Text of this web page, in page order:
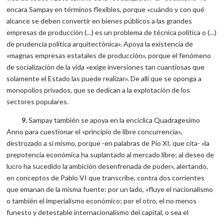
encara Sampay en términos flexibles, porque «cuándo y con qué
alcance se deben convertir en bienes públicos a las grandes
empresas de producción (…) es un problema de técnica política o (…)
de prudencia política arquitectónica». Apoya la existencia de
«magnas empresas estatales de producción», porque el fenómeno
de socialización de la vida «exige inversiones tan cuantiosas que
solamente el Estado las puede realizar». De allí que se oponga a
monopolios privados, que se dedican a la explotación de los
sectores populares.
9.Sampay también se apoya en la encíclica Quadragesimo
Anno para cuestionar el «principio de libre concurrencia»,
destrozado a sí mismo, porque -en palabras de Pío XI, que cita- «la
prepotencia económica ha suplantado al mercado libre; al deseo de
lucro ha sucedido la ambición desenfrenada de poder», alertando,
en conceptos de Pablo VI que transcribe, contra dos corrientes
que emanan de la misma fuente: por un lado, «fluye el nacionalismo
o también el imperialismo económico; por el otro, el no menos
funesto y detestable internacionalismo del capital, o sea el